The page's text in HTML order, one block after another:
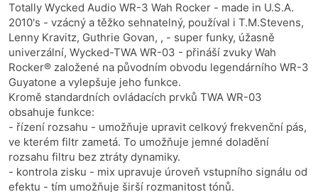
Totally Wycked Audio WR-3 Wah Rocker - made in U.S.A.
2010's - vzácný a těžko sehnatelný, používal i T.M.Stevens,
Lenny Kravitz, Guthrie Govan, , - super funky, úžasně
univerzální, Wycked-TWA WR-03 - přináší zvuky Wah
Rocker® založené na původním obvodu legendárního WR-3
Guyatone a vylepšuje jeho funkce.
Kromě standardních ovládacích prvků TWA WR-03
obsahuje funkce:
- řízení rozsahu - umožňuje upravit celkový frekvenční pás,
ve kterém filtr zametá. To umožňuje jemné doladění
rozsahu filtru bez ztráty dynamiky.
- kontrola zisku - mix upravuje úroveň vstupního signálu od
efektu - tím umožňuje širší rozmanitost tónů.